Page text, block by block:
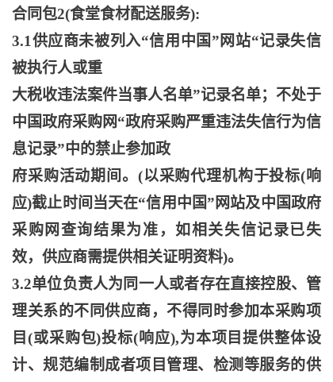
合同包2(食堂食材配送服务):
3.1供应商未被列入“信用中国”网站“记录失信
被执行人或重
大税收违法案件当事人名单”记录名单；不处于
中国政府采购网“政府采购严重违法失信行为信
息记录”中的禁止参加政
府采购活动期间。 (以采购代理机构于投标(响
应)截止时间当天在“信用中国”网站及中国政府
采购网查询结果为准，如相关失信记录已失
效，供应商需提供相关证明资料)。
3.2单位负责人为同一人或者存在直接控股、管
理关系的不同供应商，不得同时参加本采购项
目(或采购包)投标(响应),为本项目提供整体设
计、规范编制成者项目管理、检测等服务的供